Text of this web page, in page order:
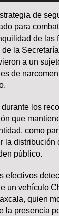
de
para
de las
la
a un
de
los
que
como
la distribución
público.
efectivos
un vehículo
quien
la presencia